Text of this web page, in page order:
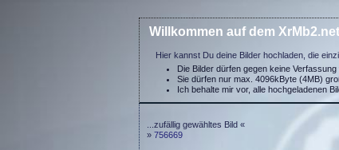
Willkommen auf dem
Hier kannst Du deine Bilder hochladen, die
Die Bilder dürfen gegen keine
Sie dürfen nur max. 4096kByte (4MB)
Ich behalte mir vor, alle hochgeladenen
...zufällig gewähltes Bild «
» 756669